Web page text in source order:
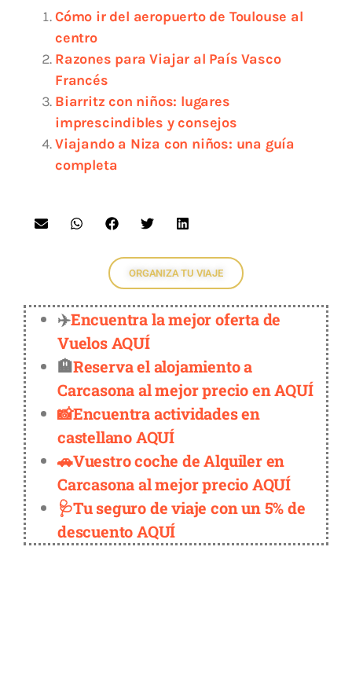
Cómo ir del aeropuerto de Toulouse al
centro
Razones para Viajar al País Vasco
Francés
Biarritz con niños: lugares
imprescindibles y consejos
Viajando a Niza con niños: una guía
completa
ORGANIZA TU VIAJE
✈️Encuentra la mejor oferta de
Vuelos AQUÍ
🏨Reserva el alojamiento a
Carcasona al mejor precio en AQUÍ
📸Encuentra actividades en
castellano AQUÍ
🚗Vuestro coche de Alquiler en
Carcasona al mejor precio AQUÍ
🩺Tu seguro de viaje con un 5% de
descuento AQUÍ